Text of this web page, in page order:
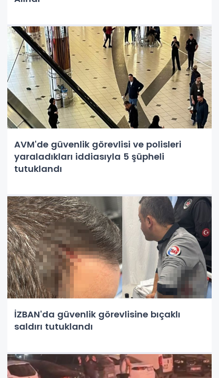
AVM'de güvenlik görevlisi ve polisleri
yaraladıkları iddiasıyla 5 şüpheli
tutuklandı
İZBAN'da güvenlik görevlisine bıçaklı
saldırı tutuklandı